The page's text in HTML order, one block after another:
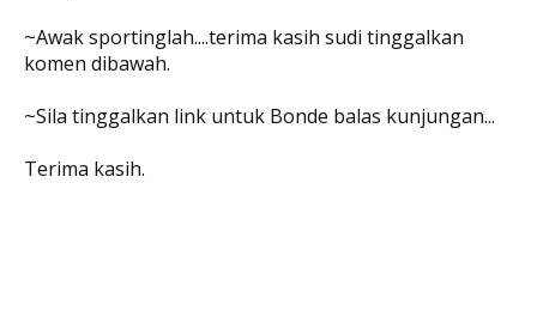
~Awak sportinglah....terima kasih sudi tinggalkan
komen dibawah.
~Sila tinggalkan link untuk Bonde balas kunjungan...
Terima kasih.